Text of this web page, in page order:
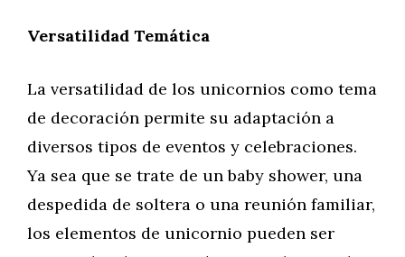
Versatilidad Temática
La versatilidad de los unicornios como tema
de decoración permite su adaptación a
diversos tipos de eventos y celebraciones.
Ya sea que se trate de un baby shower, una
despedida de soltera o una reunión familiar,
los elementos de unicornio pueden ser